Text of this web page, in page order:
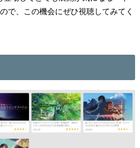
で、この機会にぜひ視聴してみてく